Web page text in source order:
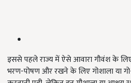
इससे पहले राज्य में ऐसे आवारा गौवंश के
भरण-पोषण और रखने के लिए गोशाला या